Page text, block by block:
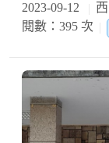
2023-09-12
閱數：395 次